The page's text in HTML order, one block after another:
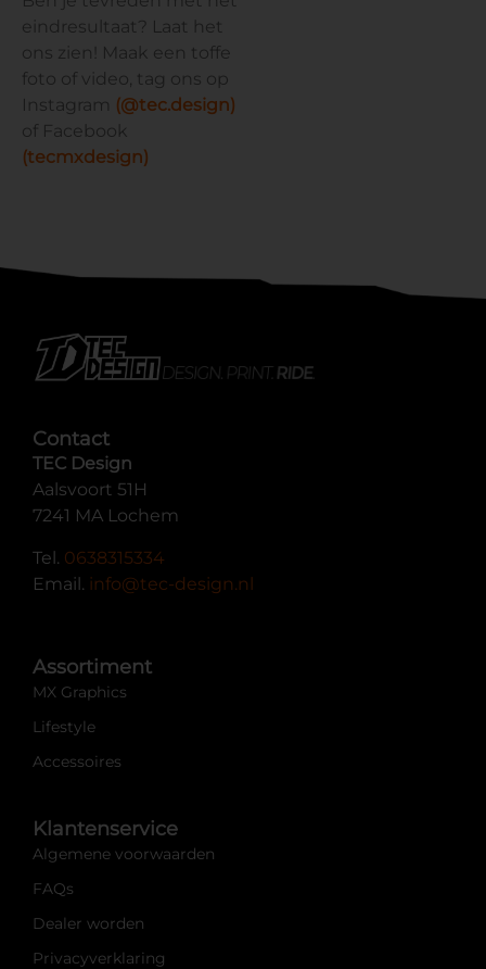
eindresultaat? Laat het
ons zien! Maak een toffe
foto of video, tag ons op
Instagram (@tec.design)
of Facebook
(tecmxdesign)
Contact
TEC Design
Aalsvoort 51H
7241 MA Lochem
Tel. 0638315334
Email. info@tec-design.nl
Assortiment
MX Graphics
Lifestyle
Accessoires
Klantenservice
Algemene voorwaarden
FAQs
Dealer worden
Privacyverklaring